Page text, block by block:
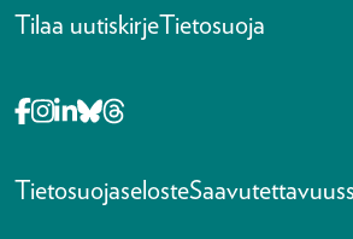
Tilaa uutiskirjeTietosuoja
Opens in a new tab Facebook-f
Opens in a new tab Instagram
Opens in a new tab
Opens in a new tab
Tietosuojaseloste